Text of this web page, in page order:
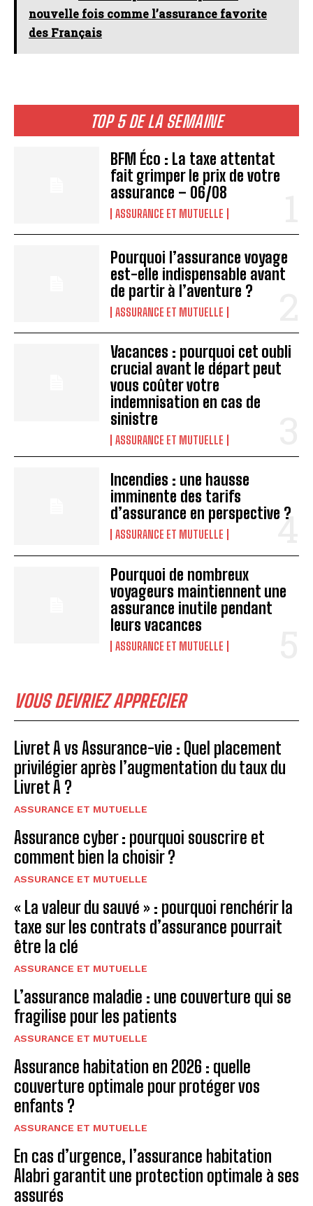
TOP 5 DE LA SEMAINE
BFM Éco : La taxe attentat
fait grimper le prix de votre
assurance – 06/08
ASSURANCE ET MUTUELLE
Pourquoi l’assurance voyage
est-elle indispensable avant
de partir à l’aventure ?
ASSURANCE ET MUTUELLE
Vacances : pourquoi cet oubli
crucial avant le départ peut
vous coûter votre
indemnisation en cas de
sinistre
ASSURANCE ET MUTUELLE
Incendies : une hausse
imminente des tarifs
d’assurance en perspective ?
ASSURANCE ET MUTUELLE
Pourquoi de nombreux
voyageurs maintiennent une
assurance inutile pendant
leurs vacances
ASSURANCE ET MUTUELLE
VOUS DEVRIEZ APPRECIER
Livret A vs Assurance-vie : Quel placement
privilégier après l’augmentation du taux du
Livret A ?
ASSURANCE ET MUTUELLE
Assurance cyber : pourquoi souscrire et
comment bien la choisir ?
ASSURANCE ET MUTUELLE
« La valeur du sauvé » : pourquoi renchérir la
taxe sur les contrats d’assurance pourrait
être la clé
ASSURANCE ET MUTUELLE
L’assurance maladie : une couverture qui se
fragilise pour les patients
ASSURANCE ET MUTUELLE
Assurance habitation en 2026 : quelle
couverture optimale pour protéger vos
enfants ?
ASSURANCE ET MUTUELLE
En cas d’urgence, l’assurance habitation
Alabri garantit une protection optimale à ses
assurés
nouvelle fois comme l’assurance favorite
des Français